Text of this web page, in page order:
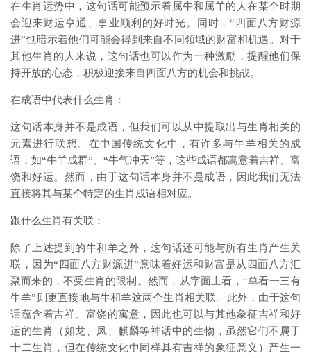
在生肖运势中，这句话可能预示着属牛和属羊的人在某个时期
会迎来财运亨通、事业顺利的好时光。同时，“四面八方财源
进”也暗示着他们可能会得到来自不同领域的财富和机遇。对于
其他生肖的人来说，这句话也可以作为一种激励，提醒他们保
持开放的心态，积极迎接来自四面八方的机会和挑战。
在成语中代表什么生肖：
这句话本身并不是成语，但我们可以从中提取出与生肖相关的
元素进行联想。在中国传统文化中，有许多与牛羊相关的成
语，如“牛羊成群”、“牛气冲天”等，这些成语都寓意着吉祥、富
饶和好运。然而，由于这句话本身并不是成语，因此我们无法
直接将其与某个特定的生肖成语相对应。
跟什么生肖有关联：
除了上述提到的牛和羊之外，这句话还可能与所有生肖产生关
联，因为“四面八方财源进”意味着好运和财富是从四面八方汇
聚而来的，不受生肖的限制。然而，从字面上看，“单看一三有
牛羊”则更直接地与牛和羊这两个生肖相关联。此外，由于这句
话蕴含着吉祥、富饶的寓意，因此也可以与其他象征吉祥和好
运的生肖（如龙、凤、麒麟等神话中的生物，虽然它们不属于
十二生肖，但在传统文化中同样具有吉祥的象征意义）产生一